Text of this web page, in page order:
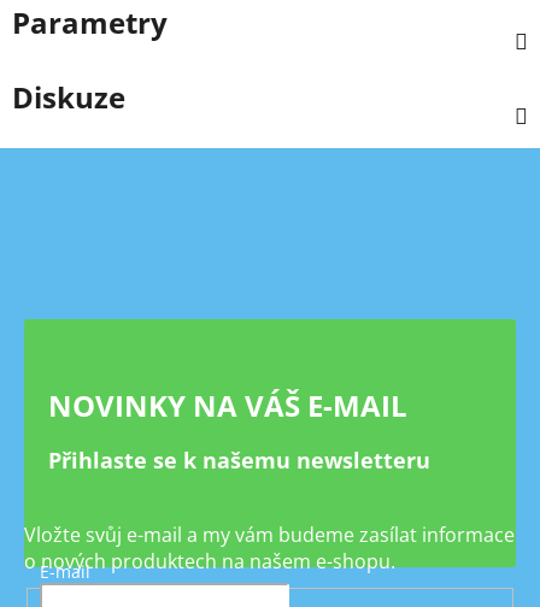
Parametry
Diskuze
Z
NOVINKY NA VÁŠ E-MAIL
Přihlaste se k našemu newsletteru
Vložte svůj e-mail a my vám budeme zasílat informace
o nových produktech na našem e-shopu.
E-mail